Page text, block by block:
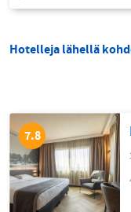
Hotelleja lähellä
7.8